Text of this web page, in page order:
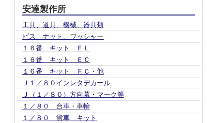
安達製作所
工具、道具、機械、器具類
ビス、ナット、ワッシャー
１６番 キット ＥＬ
１６番 キット ＥＣ
１６番 キット ＦＣ・他
Ｊ１／８０インレタデカール
Ｊ（１／８０）方向幕・マーク等
１／８０ 台車・車輪
１／８０ 貨車 キット